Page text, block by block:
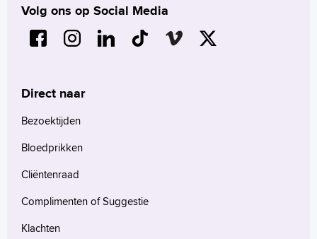
Volg ons op Social Media
Direct naar
Bezoektijden
Bloedprikken
Cliëntenraad
Complimenten of Suggestie
Klachten